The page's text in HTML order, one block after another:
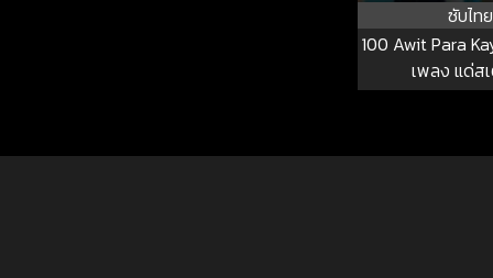
ซับไทย
100 Awit Para
เพลง แด่ส